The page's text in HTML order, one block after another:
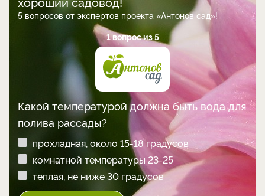
5 вопросов от экспертов проекта «Антонов сад»!
1 вопрос из 5
Какой температурой должна быть вода для
полива рассады?
прохладная, около 15-18 градусов
комнатной температуры 23-25
теплая, не ниже 30 градусов